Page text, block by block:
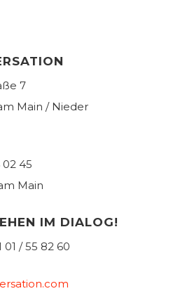
7
Main / Nieder
02 45
Main
IM DIALOG!
01 / 55 82 60